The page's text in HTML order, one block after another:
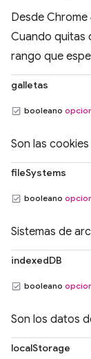
Desde
Cuando quitas
rango que
galletas
booleano
Son las
fileSystems
booleano
Sistemas de
indexedDB
booleano
Son los datos
localStorage